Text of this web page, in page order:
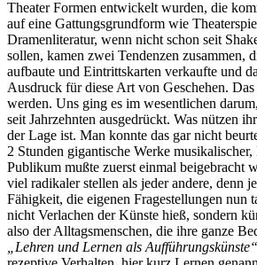
Theater Formen entwickelt wurden, die
auf eine Gattungsgrundform wie
Dramenliteratur, wenn nicht schon seit
sollen, kamen zwei Tendenzen
aufbaute und Eintrittskarten verkaufte und
Ausdruck für diese Art von Geschehen.
werden. Uns ging es im wesentlichen
seit Jahrzehnten ausgedrückt. Was nützen
der Lage ist. Man konnte das gar nicht
2 Stunden gigantische Werke
Publikum mußte zuerst einmal beigebracht
viel radikaler stellen als jeder andere, denn
Fähigkeit, die eigenen Fragestellungen nun
nicht Verlachen der Künste hieß, sondern
also der Alltagsmenschen, die ihre ganze
„Lehren und Lernen als Aufführungskünste“